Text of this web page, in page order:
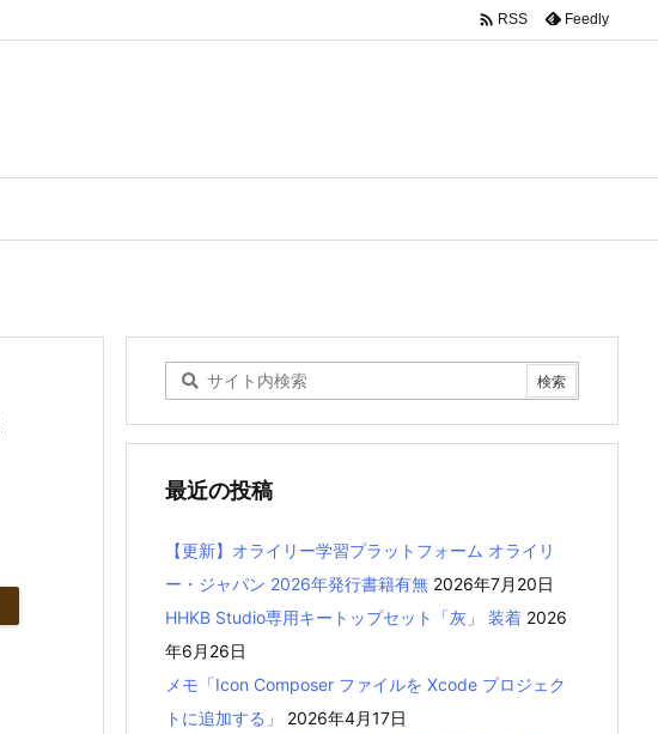
 RSS Feedly
最近の投稿
【更新】オライリー学習プラットフォーム オライリ
ー・ジャパン 2026年発行書籍有無 2026年7月20日
HHKB Studio専用キートップセット「灰」 装着 2026
年6月26日
メモ「Icon Composer ファイルを Xcode プロジェク
トに追加する」
2026年4月17日